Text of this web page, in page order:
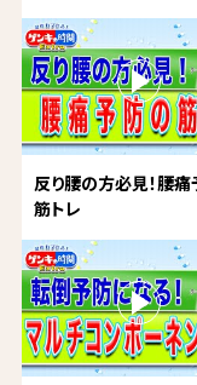
反り腰の方必見！腰
筋トレ